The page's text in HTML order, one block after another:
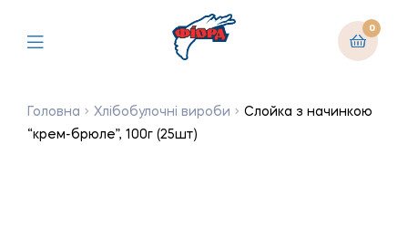
0
Головна Хлібобулочні вироби
Слойка з начинкою
“крем-брюле”, 100г (25шт)